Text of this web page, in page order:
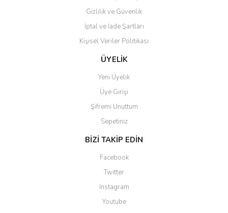
Gönder
Gizlilik ve Güvenlik
İptal ve İade Şartları
Kişisel Veriler Politikası
ÜYELİK
Yeni Üyelik
Üye Girişi
Şifremi Unuttum
Sepetiniz
BİZİ TAKİP EDİN
Facebook
Twitter
Instagram
Youtube